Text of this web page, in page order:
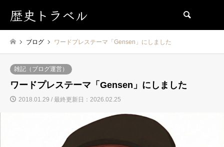
歴史トラベル
ブログ ワードプレステーマ「Gensen」にしました
雑記（ブログ運営）
ワードプレステーマ「Gensen」にしました
2018.01.29 / 最終更新日：2026.02.25